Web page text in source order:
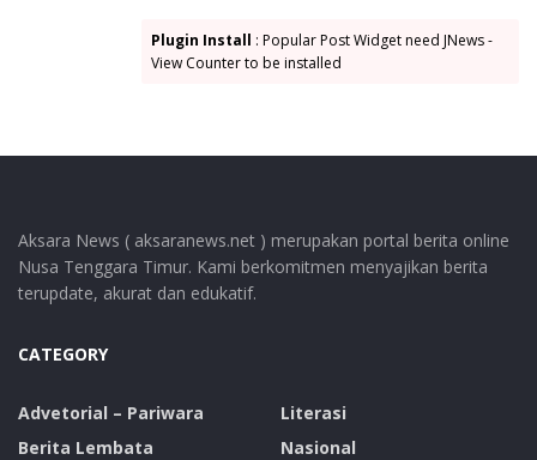
Pemda Lembata Petrus Kanisius Tuaq
Plugin Install : Popular Post Widget need JNews -
View Counter to be installed
Aksara News ( aksaranews.net ) merupakan portal berita online
Nusa Tenggara Timur. Kami berkomitmen menyajikan berita
terupdate, akurat dan edukatif.
CATEGORY
Advetorial – Pariwara
Berita Lembata
Literasi
Nasional